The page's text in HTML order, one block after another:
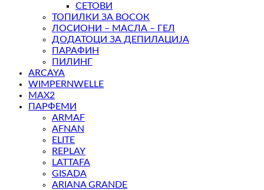
СЕТОВИ
ТОПИЛКИ ЗА ВОСОК
ЛОСИОНИ – МАСЛА – ГЕЛ
ДОДАТОЦИ ЗА ДЕПИЛАЦИЈА
ПАРАФИН
ПИЛИНГ
ARCAYA
WIMPERNWELLE
MAX2
ПАРФЕМИ
ARMAF
AFNAN
ELITE
REPLAY
LATTAFA
GISADA
ARIANA GRANDE